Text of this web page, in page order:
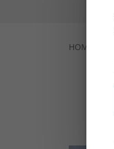
HOME